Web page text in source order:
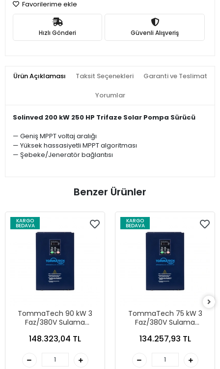
Favorilerime ekle
Hızlı Gönderi Güvenli Alışveriş
Ürün Açıklaması Taksit Seçenekleri Garanti ve Teslimat
Yorumlar
Solinved 200 kW 250 HP Trifaze Solar Pompa Sürücü
— Geniş MPPT voltaj aralığı
— Yüksek hassasiyetli MPPT algoritması
— Şebeke/Jeneratör bağlantısı
Benzer Ürünler
KARGO
BEDAVA
TommaTech 90 kW 3
Faz/380V Sulama
148.323,04 TL
KARGO
BEDAVA
TommaTech 75 kW 3
Faz/380V Sulama
134.257,93 TL